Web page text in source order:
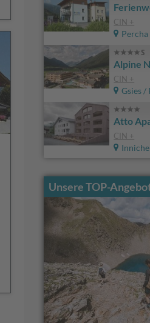
CIN +
Percha
Alpine
CIN +
Gsies /
Atto
CIN +
Unsere TOP-